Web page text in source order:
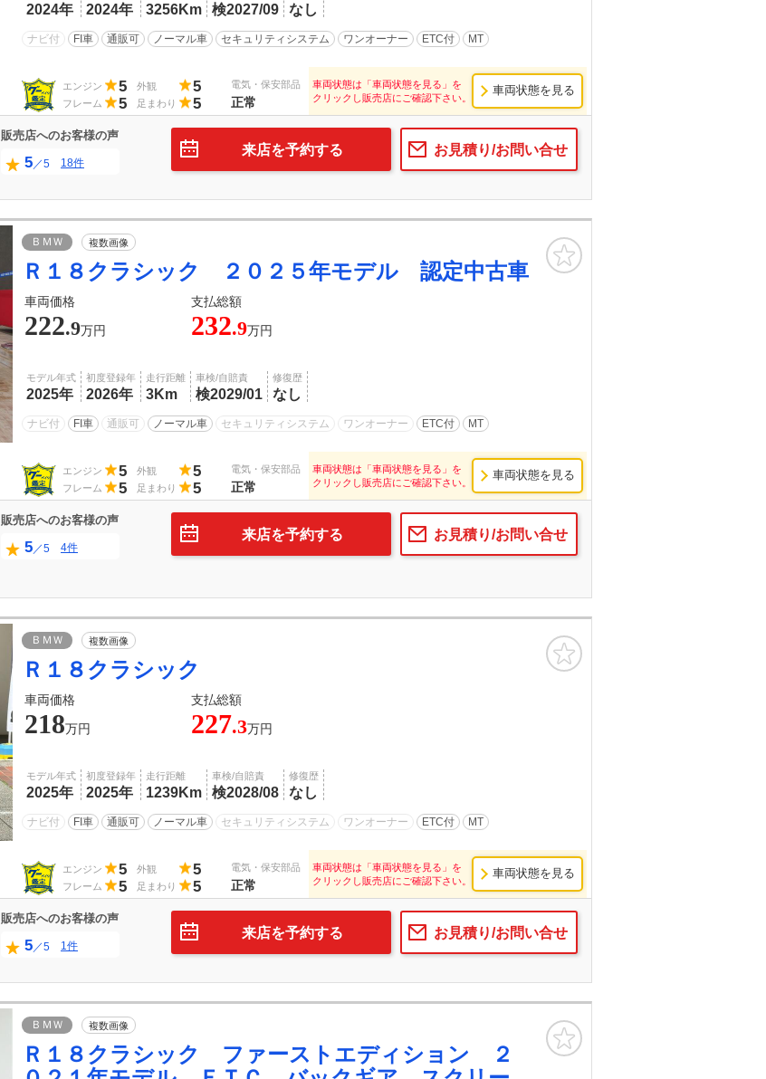
2024年 2024年 3256Km 検2027/09 なし
ナビ付 FI車 通販可 ノーマル車 セキュリティシステム ワンオーナー ETC付 MT
エンジン 5 外観 5
フレーム 5 足まわり 5
電気・保安部品
正常
車両状態は「車両状態を見る」を
クリックし販売店にご確認下さい。
車両状態を見る
販売店へのお客様の声
5／5 18件
お見積り/お問い合せ
来店を予約する
ＢＭＷ 複数画像
Ｒ１８クラシック ２０２５年モデル 認定中古車
車両価格 支払総額
222.9万円 232.9万円
モデル年式
2025年
初度登録年
2026年
走行距離
3Km
車検/自賠責
検2029/01
修復歴
なし
ナビ付 FI車 通販可 ノーマル車 セキュリティシステム ワンオーナー ETC付 MT
エンジン 5 外観 5
フレーム 5 足まわり 5
電気・保安部品
正常
車両状態は「車両状態を見る」を
クリックし販売店にご確認下さい。
車両状態を見る
販売店へのお客様の声
5／5 4件
お見積り/お問い合せ
来店を予約する
ＢＭＷ 複数画像
Ｒ１８クラシック
車両価格 支払総額
218万円 227.3万円
モデル年式
2025年
初度登録年
2025年
走行距離
1239Km
車検/自賠責
検2028/08
修復歴
なし
ナビ付 FI車 通販可 ノーマル車 セキュリティシステム ワンオーナー ETC付 MT
エンジン 5 外観 5
フレーム 5 足まわり 5
電気・保安部品
正常
車両状態は「車両状態を見る」を
クリックし販売店にご確認下さい。
車両状態を見る
販売店へのお客様の声
5／5 1件
お見積り/お問い合せ
来店を予約する
ＢＭＷ 複数画像
Ｒ１８クラシック ファーストエディション ２